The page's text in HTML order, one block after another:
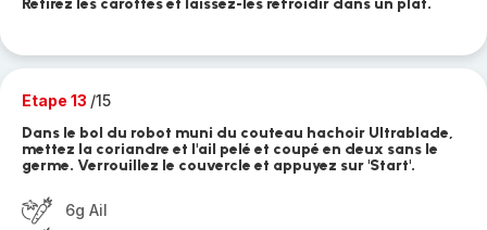
Retirez les carottes et laissez-les refroidir dans un plat.
Etape 13 /15
Dans le bol du robot muni du couteau hachoir Ultrablade,
mettez la coriandre et l'ail pelé et coupé en deux sans le
germe. Verrouillez le couvercle et appuyez sur 'Start'.
6g Ail